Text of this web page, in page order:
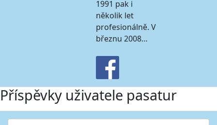
1991 pak i
několik let
profesionálně. V
březnu 2008…
Příspěvky uživatele pasatur